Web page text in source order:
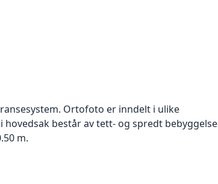
Ortofoto er inndelt i ulike
består av tett- og spredt bebyggelse
m.